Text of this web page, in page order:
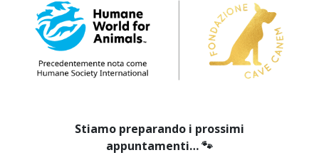
Stiamo preparando i prossimi
appuntamenti… 🐾